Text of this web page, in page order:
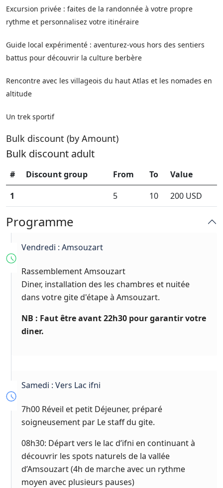
Excursion privée : faites de la randonnée à votre propre
rythme et personnalisez votre itinéraire
Guide local expérimenté : aventurez-vous hors des sentiers
battus pour découvrir la culture berbère
Rencontre avec les villageois du haut Atlas et les nomades en
altitude
Un trek sportif
Bulk discount (by Amount)
Bulk discount adult
# Discount group From To
Value
1
5 10 200 USD
Programme
Vendredi : Amsouzart
Rassemblement Amsouzart
Diner, installation des les chambres et nuitée
dans votre gite d'étape à Amsouzart.
NB : Faut être avant 22h30 pour garantir votre
diner.
Samedi : Vers Lac ifni
7h00 Réveil et petit Déjeuner, préparé
soigneusement par Le staff du gite.
08h30: Départ vers le lac d’ifni en continuant à
découvrir les spots naturels de la vallée
d’Amsouzart (4h de marche avec un rythme
moyen avec plusieurs pauses)